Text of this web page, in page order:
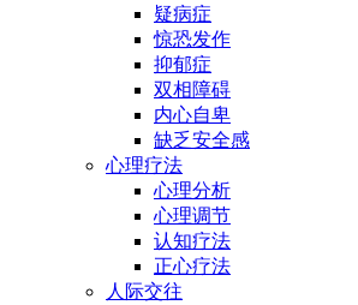
疑病症
惊恐发作
抑郁症
双相障碍
内心自卑
缺乏安全感
心理疗法
心理分析
心理调节
认知疗法
正心疗法
人际交往